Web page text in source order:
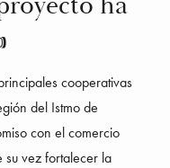
cooperativas
del Istmo de
con el comercio
su vez fortalecer la